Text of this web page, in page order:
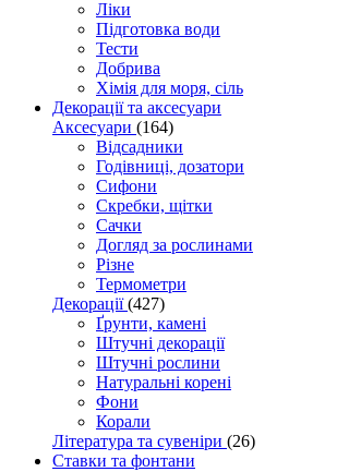
Ліки
Підготовка води
Тести
Добрива
Хімія для моря, сіль
Декорації та аксесуари
Аксесуари (164)
Відсадники
Годівниці, дозатори
Сифони
Скребки, щітки
Сачки
Догляд за рослинами
Різне
Термометри
Декорації(427)
Ґрунти, камені
Штучні декорації
Штучні рослини
Натуральні корені
Фони
Корали
Література та сувеніри (26)
Ставки та фонтани